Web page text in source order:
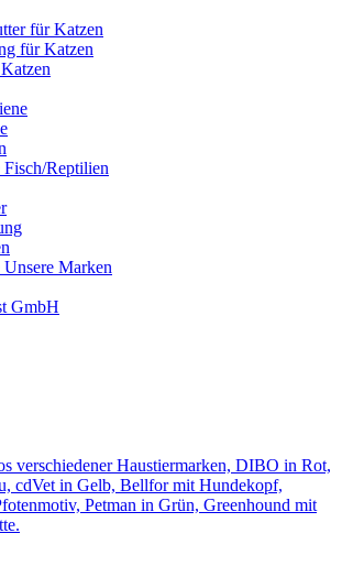
für Katzen
für Katzen
Reptilien
Marken
GmbH